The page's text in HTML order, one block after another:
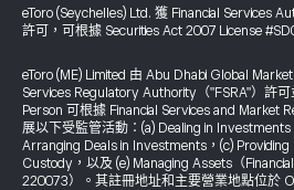
eToro (Seychelles) Ltd. 獲 Financial Services
許可，可根據 Securities Act 2007 License
eToro (ME) Limited 由 Abu Dhabi Global
Services Regulatory Authority（"FSRA"）許
Person 可根據 Financial Services and Market
展以下受監管活動：(a) Dealing in Investments
Arranging Deals in Investments，(c)
Custody，以及 (e) Managing Assets（
220073）。其註冊地址和主要營業地點位於